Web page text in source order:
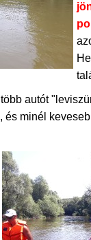
autót
és minél